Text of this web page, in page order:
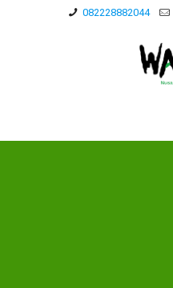
082228882044